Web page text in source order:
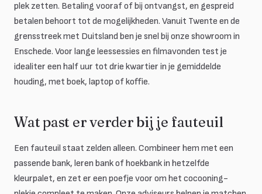
plek zetten. Betaling vooraf of bij ontvangst, en gespreid
betalen behoort tot de mogelijkheden. Vanuit Twente en de
grensstreek met Duitsland ben je snel bij onze showroom in
Enschede. Voor lange leessessies en filmavonden test je
idealiter een half uur tot drie kwartier in je gemiddelde
houding, met boek, laptop of koffie.
Wat past er verder bij je fauteuil
Een fauteuil staat zelden alleen. Combineer hem met een
passende bank, leren bank of hoekbank in hetzelfde
kleurpalet, en zet er een poefje voor om het cocooning-